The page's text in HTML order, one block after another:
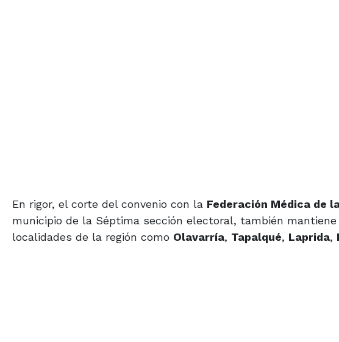
En rigor, el corte del convenio con la Federación Médica de
municipio de la Séptima sección electoral, también
localidades de la región como Olavarría, Tapalqué, Laprida,